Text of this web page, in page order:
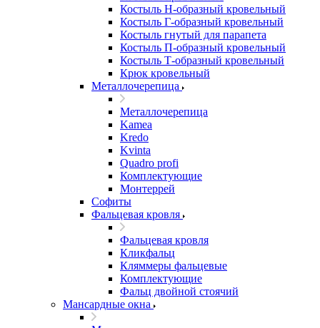
Костыль H-образный кровельный
Костыль Г-образный кровельный
Костыль гнутый для парапета
Костыль П-образный кровельный
Костыль Т-образный кровельный
Крюк кровельный
Металлочерепица
Металлочерепица
Kamea
Kredo
Kvinta
Quadro profi
Комплектующие
Монтеррей
Софиты
Фальцевая кровля
Фальцевая кровля
Кликфальц
Кляммеры фальцевые
Комплектующие
Фальц двойной стоячий
Мансардные окна